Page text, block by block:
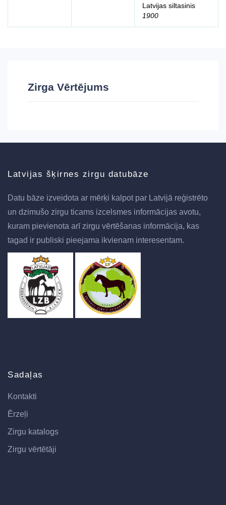
Latvijas siltasinis
1900
Zirga Vērtējums
Latvijas šķirnes zirgu datubāze
Datu bāze izveidota ar mērķi kalpot par Latvijā reģistrēto
un dzimušo zirgu ticams izcelsmes informācijas avotu,
kuram pievienota arī zirgu vērtēšanas informācija, kas
tagad ir publiski pieejama ikvienam interesentam.
Sadaļas
Kontakti
Ērzeļi
Zirgu katalogs
Zirgu vērtētāji